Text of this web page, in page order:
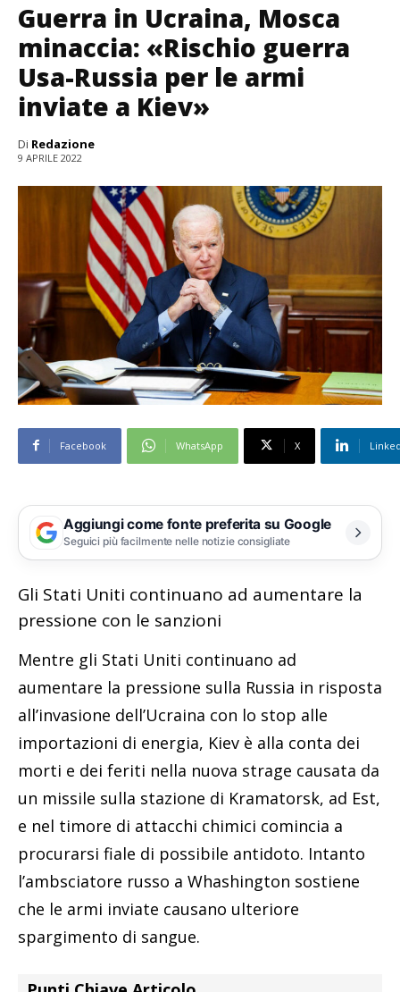
Guerra in Ucraina, Mosca
minaccia: «Rischio guerra
Usa-Russia per le armi
inviate a Kiev»
Di Redazione
9 APRILE 2022
Facebook WhatsApp X
Aggiungi come fonte preferita su Google
Seguici più facilmente nelle notizie consigliate
Gli Stati Uniti continuano ad aumentare la
pressione con le sanzioni
Mentre gli Stati Uniti continuano ad
aumentare la pressione sulla Russia in risposta
all’invasione dell’Ucraina con lo stop alle
importazioni di energia, Kiev è alla conta dei
morti e dei feriti nella nuova strage causata da
un missile sulla stazione di Kramatorsk, ad Est,
e nel timore di attacchi chimici comincia a
procurarsi fiale di possibile antidoto. Intanto
l’ambsciatore russo a Whashington sostiene
che le armi inviate causano ulteriore
spargimento di sangue.